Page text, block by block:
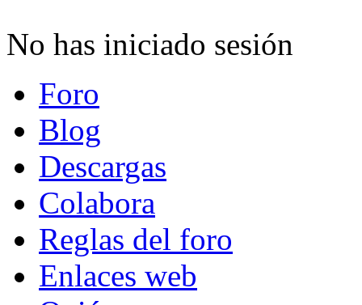
No has iniciado sesión
Foro
Blog
Descargas
Colabora
Reglas del foro
Enlaces web